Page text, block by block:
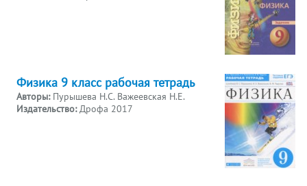
Физика 9 класс рабочая тетрадь
Авторы: Пурышева Н.С. Важеевская Н.Е.
Издательство:Дрофа 2017